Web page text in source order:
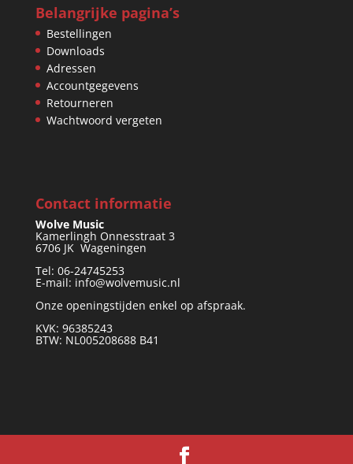
Belangrijke pagina’s
Bestellingen
Downloads
Adressen
Accountgegevens
Retourneren
Wachtwoord vergeten
Contact informatie
Wolve Music
Kamerlingh Onnesstraat 3
6706 JK Wageningen
Tel: 06-24745253
E-mail: info@wolvemusic.nl
Onze openingstijden enkel op afspraak.
KVK: 96385243
BTW: NL005208688 B41